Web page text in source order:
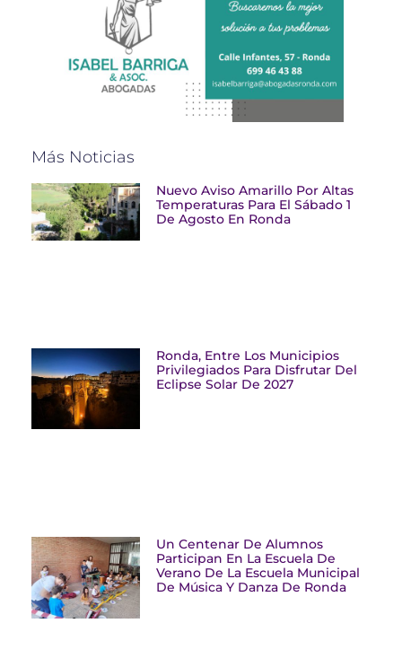
Más Noticias
Nuevo Aviso Amarillo Por Altas
Temperaturas Para El Sábado 1
De Agosto En Ronda
Ronda, Entre Los Municipios
Privilegiados Para Disfrutar Del
Eclipse Solar De 2027
Un Centenar De Alumnos
Participan En La Escuela De
Verano De La Escuela Municipal
De Música Y Danza De Ronda